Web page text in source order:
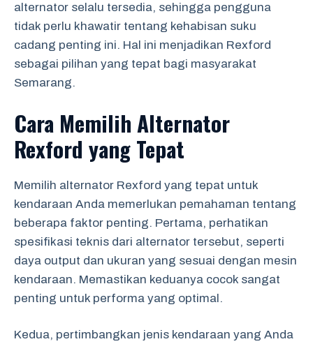
alternator selalu tersedia, sehingga pengguna
tidak perlu khawatir tentang kehabisan suku
cadang penting ini. Hal ini menjadikan Rexford
sebagai pilihan yang tepat bagi masyarakat
Semarang.
Cara Memilih Alternator
Rexford yang Tepat
Memilih alternator Rexford yang tepat untuk
kendaraan Anda memerlukan pemahaman tentang
beberapa faktor penting. Pertama, perhatikan
spesifikasi teknis dari alternator tersebut, seperti
daya output dan ukuran yang sesuai dengan mesin
kendaraan. Memastikan keduanya cocok sangat
penting untuk performa yang optimal.
Kedua, pertimbangkan jenis kendaraan yang Anda